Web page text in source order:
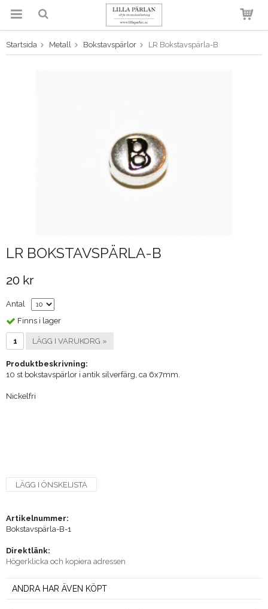
Produkten har blivit tillagd i
varukorgen
Startsida Metall Bokstavspärlor LR Bokstavspärla-B
LR BOKSTAVSPÄRLA-B
20 kr
Antal
Finns i lager
LÄGG I VARUKORG »
Produktbeskrivning:
10 st bokstavspärlor i antik silverfärg, ca 6x7mm.
Nickelfri
LÄGG I ÖNSKELISTA
Artikelnummer:
Bokstavspärla-B-1
Direktlänk:
Högerklicka och kopiera adressen
ANDRA HAR ÄVEN KÖPT